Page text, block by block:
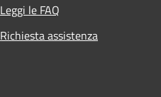
Leggi le FAQ
Richiesta assistenza